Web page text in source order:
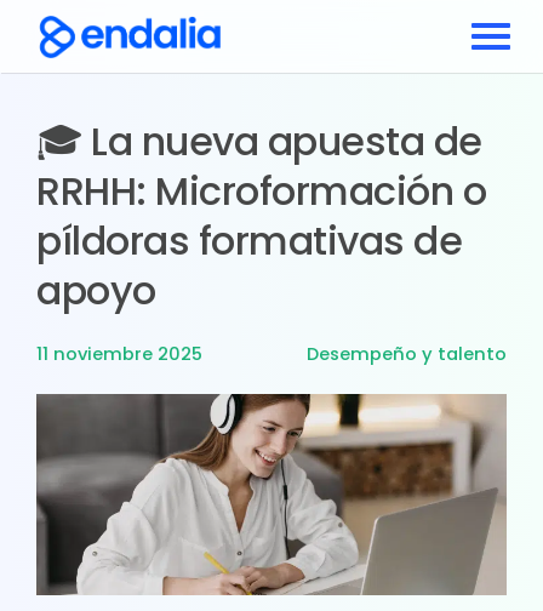
🎓 La nueva apuesta de
RRHH: Microformación o
píldoras formativas de
apoyo
11 noviembre 2025 Desempeño y talento